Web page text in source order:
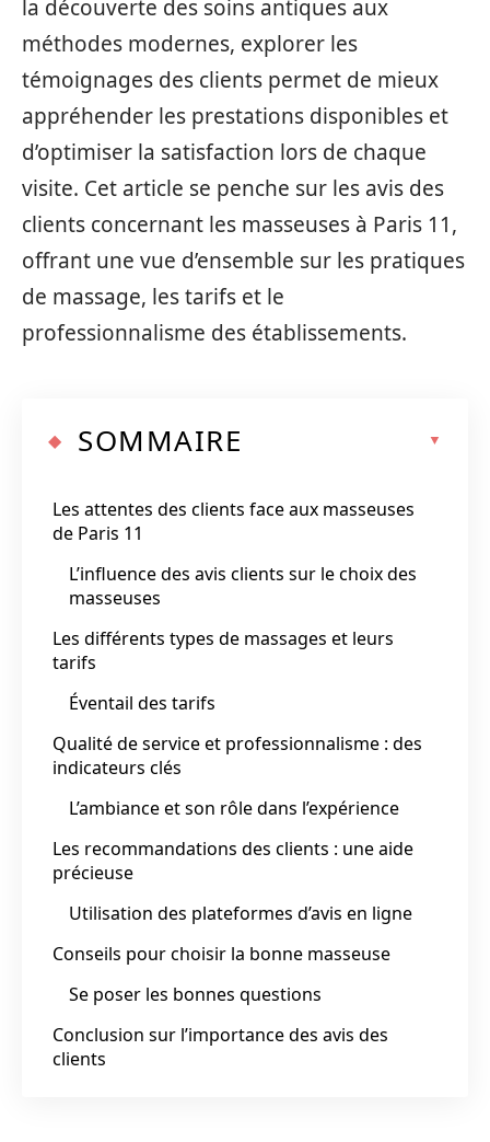
la découverte des soins antiques aux
méthodes modernes, explorer les
témoignages des clients permet de mieux
appréhender les prestations disponibles et
d’optimiser la satisfaction lors de chaque
visite. Cet article se penche sur les avis des
clients concernant les masseuses à Paris 11,
offrant une vue d’ensemble sur les pratiques
de massage, les tarifs et le
professionnalisme des établissements.
SOMMAIRE
Les attentes des clients face aux masseuses
de Paris 11
L’influence des avis clients sur le choix des
masseuses
Les différents types de massages et leurs
tarifs
Éventail des tarifs
Qualité de service et professionnalisme : des
indicateurs clés
L’ambiance et son rôle dans l’expérience
Les recommandations des clients : une aide
précieuse
Utilisation des plateformes d’avis en ligne
Conseils pour choisir la bonne masseuse
Se poser les bonnes questions
Conclusion sur l’importance des avis des
clients